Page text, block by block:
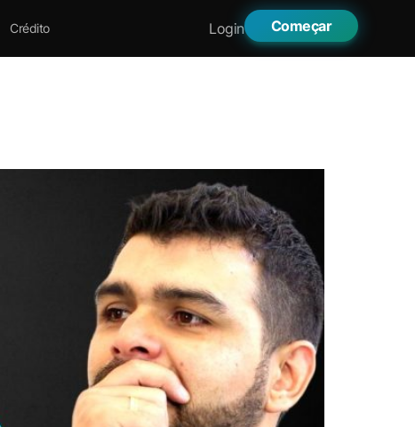
Crédito Login Começar